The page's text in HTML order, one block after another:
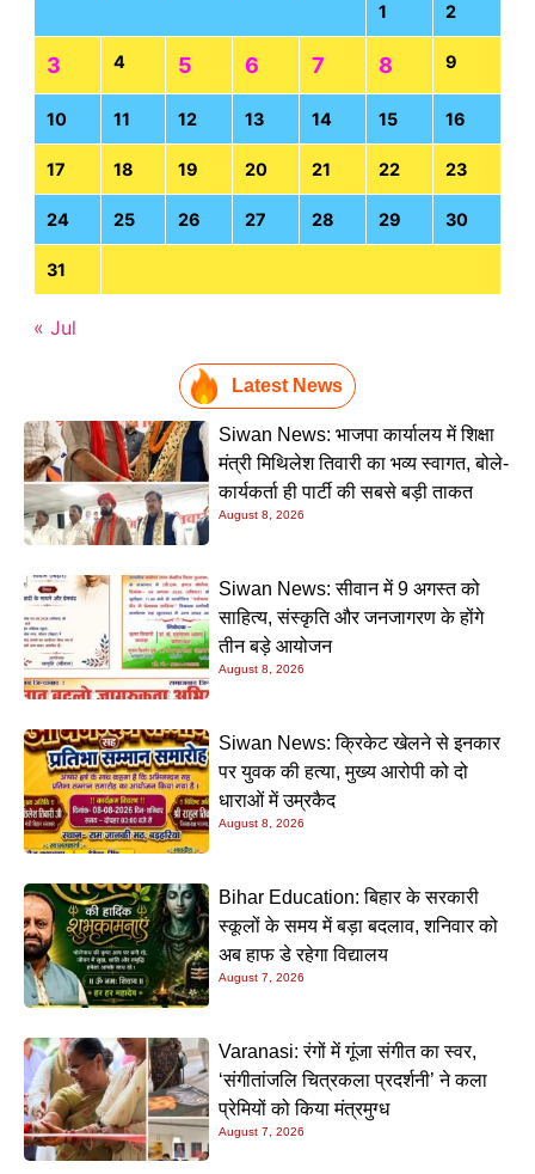
1 2
3 4 5 6 7 8 9
10 11 12 13 14 15 16
17 18 19 20 21 22 23
24 25 26 27 28 29 30
31
« Jul
Latest News
Siwan News: भाजपा कार्यालय में शिक्षा
मंत्री मिथिलेश तिवारी का भव्य स्वागत, बोले-
कार्यकर्ता ही पार्टी की सबसे बड़ी ताकत
August 8, 2026
Siwan News: सीवान में 9 अगस्त को
साहित्य, संस्कृति और जनजागरण के होंगे
तीन बड़े आयोजन
August 8, 2026
Siwan News: क्रिकेट खेलने से इनकार
पर युवक की हत्या, मुख्य आरोपी को दो
धाराओं में उम्रकैद
August 8, 2026
Bihar Education: बिहार के सरकारी
स्कूलों के समय में बड़ा बदलाव, शनिवार को
अब हाफ डे रहेगा विद्यालय
August 7, 2026
Varanasi: रंगों में गूंजा संगीत का स्वर,
‘संगीतांजलि चित्रकला प्रदर्शनी’ ने कला
प्रेमियों को किया मंत्रमुग्ध
August 7, 2026